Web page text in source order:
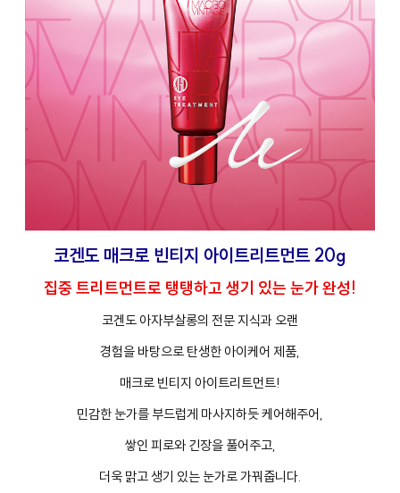
코겐도 매크로 빈티지 아이트리트먼트 20g
집중 트리트먼트로 탱탱하고 생기 있는 눈가 완성!
코겐도 아자부살롱의 전문 지식과 오랜
경험을 바탕으로 탄생한 아이케어 제품,
매크로 빈티지 아이트리트먼트!
민감한 눈가를 부드럽게 마사지하듯 케어해주어,
쌓인 피로와 긴장을 풀어주고,
더욱 맑고 생기 있는 눈가로 가꿔줍니다.